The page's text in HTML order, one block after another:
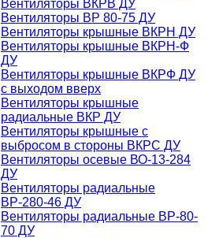
Вентиляторы ВКРВ ДУ
Вентиляторы ВР 80-75 ДУ
Вентиляторы крышные ВКРН ДУ
Вентиляторы крышные ВКРН-Ф
ДУ
Вентиляторы крышные ВКРФ ДУ
с выходом вверх
Вентиляторы крышные
радиальные ВКР ДУ
Вентиляторы крышные с
выбросом в стороны ВКРС ДУ
Вентиляторы осевые ВО-13-284
ДУ
Вентиляторы радиальные
ВР-280-46 ДУ
Вентиляторы радиальные ВР-80-
70 ДУ